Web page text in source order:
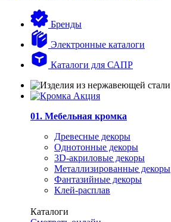
Бренды
Электронные каталоги
Каталоги для САПР
01. Мебельная кромка
Древесные декоры
Однотонные декоры
3D-акриловые декоры
Металлизированные декоры
Фантазийные декоры
Клей-расплав
Каталоги